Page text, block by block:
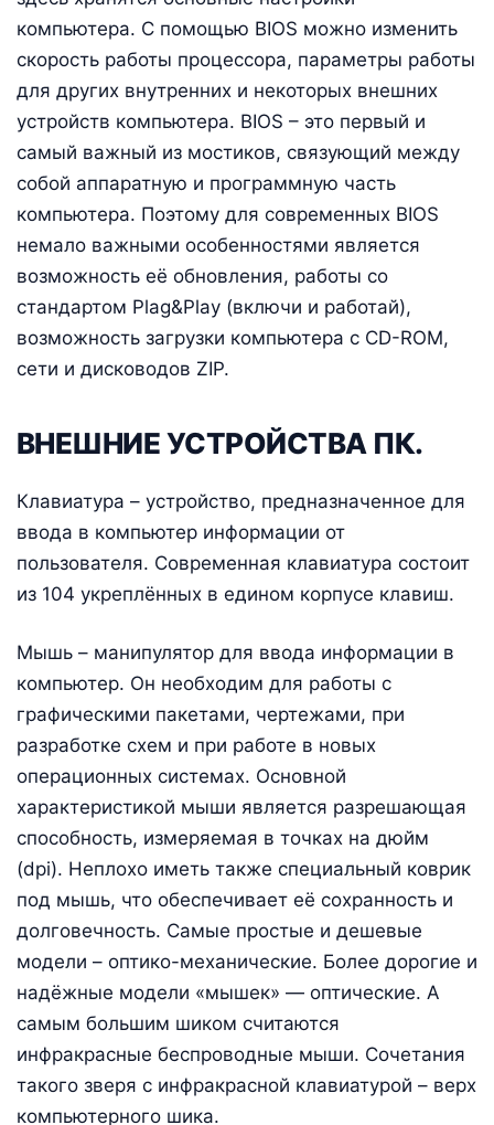
компьютера. С помощью BIOS можно изменить
скорость работы процессора, параметры работы
для других внутренних и некоторых внешних
устройств компьютера. BIOS – это первый и
самый важный из мостиков, связующий между
собой аппаратную и программную часть
компьютера. Поэтому для современных BIOS
немало важными особенностями является
возможность её обновления, работы со
стандартом Plag&Play (включи и работай),
возможность загрузки компьютера с CD-ROM,
сети и дисководов ZIP.
ВНЕШНИЕ УСТРОЙСТВА ПК.
Клавиатура – устройство, предназначенное для
ввода в компьютер информации от
пользователя. Современная клавиатура состоит
из 104 укреплённых в едином корпусе клавиш.
Мышь – манипулятор для ввода информации в
компьютер. Он необходим для работы с
графическими пакетами, чертежами, при
разработке схем и при работе в новых
операционных системах. Основной
характеристикой мыши является разрешающая
способность, измеряемая в точках на дюйм
(dpi). Неплохо иметь также специальный коврик
под мышь, что обеспечивает её сохранность и
долговечность. Самые простые и дешевые
модели – оптико-механические. Более дорогие и
надёжные модели «мышек» — оптические. А
самым большим шиком считаются
инфракрасные беспроводные мыши. Сочетания
такого зверя с инфракрасной клавиатурой – верх
компьютерного шика.